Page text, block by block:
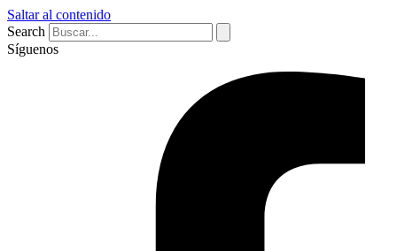
Saltar al contenido
Search
Síguenos